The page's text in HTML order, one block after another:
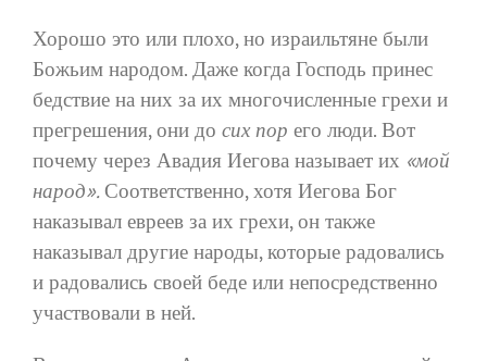
Хорошо это или плохо, но израильтяне были
Божьим народом. Даже когда Господь принес
бедствие на них за их многочисленные грехи и
прегрешения, они до сих пор его люди. Вот
почему через Авадия Иегова называет их «мой
народ».Соответственно, хотя Иегова Бог
наказывал евреев за их грехи, он также
наказывал другие народы, которые радовались
и радовались своей беде или непосредственно
участвовали в ней.